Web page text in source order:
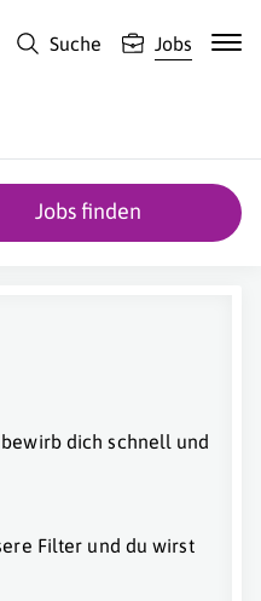
Suche Jobs
Jobs finden
dich schnell und
Filter und du wirst